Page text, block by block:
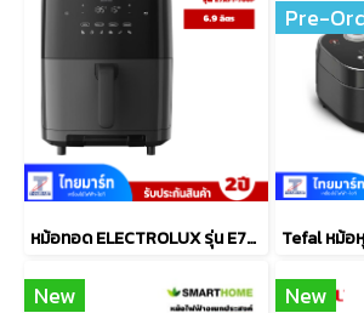
หม้อทอด ELECTROLUX รุ่น E7AF1-700P ขนาด6.9 ลิตร
Pre-
New
New